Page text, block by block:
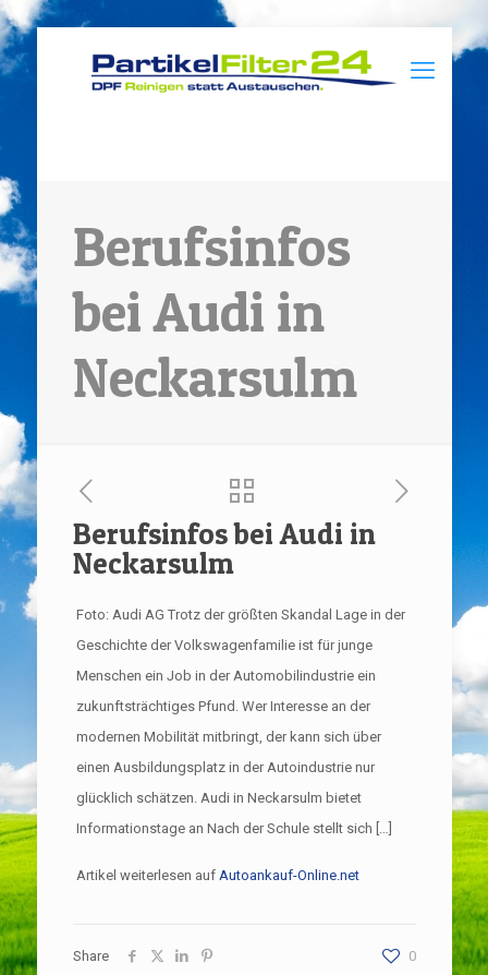
Berufsinfos
bei Audi in
Neckarsulm
Berufsinfos bei Audi in
Neckarsulm
Foto: Audi AG Trotz der größten Skandal Lage in der
Geschichte der Volkswagenfamilie ist für junge
Menschen ein Job in der Automobilindustrie ein
zukunftsträchtiges Pfund. Wer Interesse an der
modernen Mobilität mitbringt, der kann sich über
einen Ausbildungsplatz in der Autoindustrie nur
glücklich schätzen. Audi in Neckarsulm bietet
Informationstage an Nach der Schule stellt sich […]
Artikel weiterlesen auf Autoankauf-Online.net
Share 0